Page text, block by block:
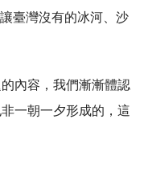
臺灣沒有的冰河、沙
內容，我們漸漸體認
一朝一夕形成的，這